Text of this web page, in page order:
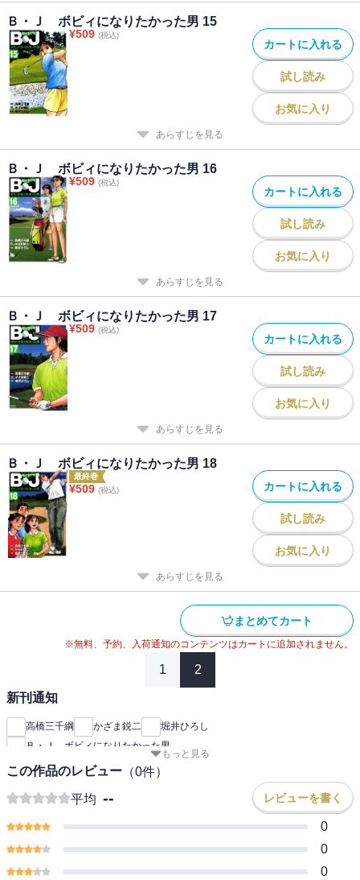
Ｂ・Ｊ ボビィになりたかった男 15
¥509 (税込)
カートに入れる
試し読み
お気に入り
あらすじを見る
Ｂ・Ｊ ボビィになりたかった男 16
¥509 (税込)
カートに入れる
試し読み
お気に入り
あらすじを見る
Ｂ・Ｊ ボビィになりたかった男 17
¥509 (税込)
カートに入れる
試し読み
お気に入り
あらすじを見る
Ｂ・Ｊ ボビィになりたかった男 18
最終巻
¥509 (税込) カートに入れる
試し読み
お気に入り
あらすじを見る
まとめてカート
※無料、予約、入荷通知のコンテンツはカートに追加されません。
1 2
新刊通知
高橋三千綱 かざま鋭二
堀井ひろし
Ｂ・Ｊ ボビィになりたかった男
もっと見る
この作品のレビュー （0件）
平均 -- レビューを書く
0
0
0